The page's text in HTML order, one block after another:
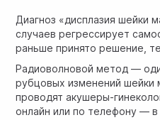
Диагноз «дисплазия шейки
случаев регрессирует
раньше принято решение,
Радиоволновой метод —
рубцовых изменений шейки
проводят акушеры-
онлайн или по телефону — в